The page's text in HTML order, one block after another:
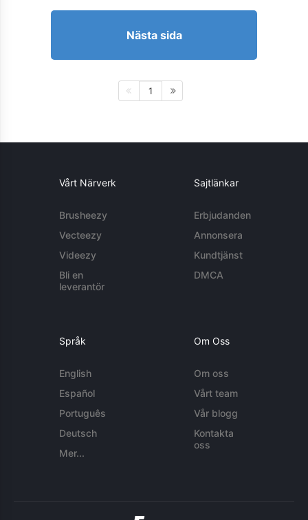
Nästa sida
1
Vårt Närverk
Brusheezy
Vecteezy
Videezy
Bli en
leverantör
Sajtlänkar
Erbjudanden
Annonsera
Kundtjänst
DMCA
Språk
English
Español
Português
Deutsch
Mer...
Om Oss
Om oss
Vårt team
Vår blogg
Kontakta
oss